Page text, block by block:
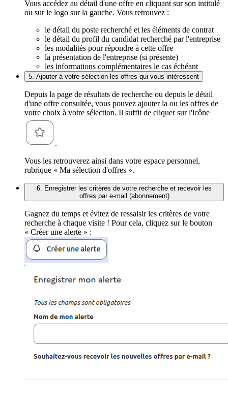
Vous accédez au détail d'une offre en cliquant sur son intitulé
ou sur le logo sur la gauche. Vous retrouvez :
le détail du poste recherché et les éléments de contrat
le détail du profil du candidat recherché par l'entreprise
les modalités pour répondre à cette offre
la présentation de l'entreprise (si présente)
les informations complémentaires le cas échéant
5. Ajouter à votre sélection les offres qui vous intéressent
Depuis la page de résultats de recherche ou depuis le détail
d'une offre consultée, vous pouvez ajouter la ou les offres de
votre choix à votre sélection. Il suffit de cliquer sur l'icône
.
Vous les retrouverez ainsi dans votre espace personnel,
rubrique « Ma sélection d'offres ».
6. Enregistrer les critères de votre recherche et recevoir les
offres par e-mail (abonnement)
Gagnez du temps et évitez de ressaisir les critères de votre
recherche à chaque visite ! Pour cela, cliquez sur le bouton
« Créer une alerte » :